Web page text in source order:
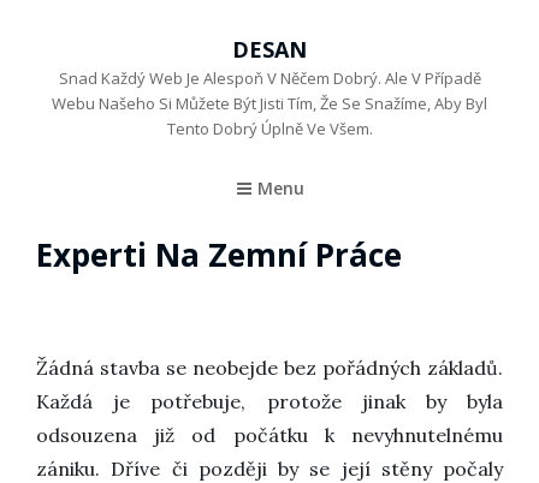
DESAN
Snad Každý Web Je Alespoň V Něčem Dobrý. Ale V Případě
Webu Našeho Si Můžete Být Jisti Tím, Že Se Snažíme, Aby Byl
Tento Dobrý Úplně Ve Všem.
Menu
Experti Na Zemní Práce
Žádná stavba se neobejde bez pořádných základů.
Každá je potřebuje, protože jinak by byla
odsouzena již od počátku k nevyhnutelnému
zániku. Dříve či později by se její stěny počaly